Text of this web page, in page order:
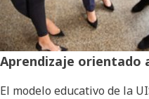
Aprendizaje orientado
El modelo educativo de la